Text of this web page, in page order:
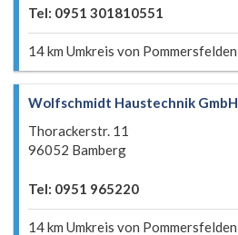
Tel: 0951 301810551
14 km Umkreis von Pommersfelden
Wolfschmidt Haustechnik GmbH
Thorackerstr. 11
96052 Bamberg
Tel: 0951 965220
14 km Umkreis von Pommersfelden